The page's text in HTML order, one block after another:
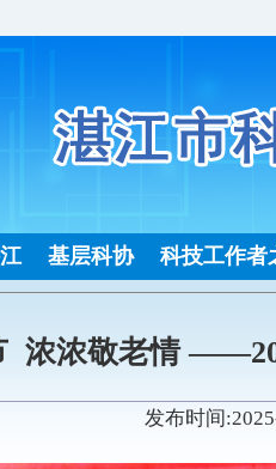
基层科协 科技工作者
浓浓敬老情
发布时间